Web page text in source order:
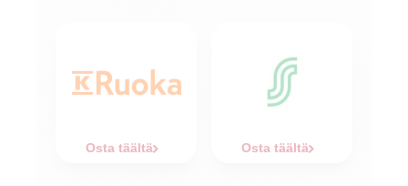
Osta täältä Osta täältä